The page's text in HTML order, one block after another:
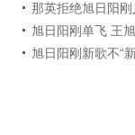
那英拒绝旭日阳
旭日阳刚单飞 王
旭日阳刚新歌不“